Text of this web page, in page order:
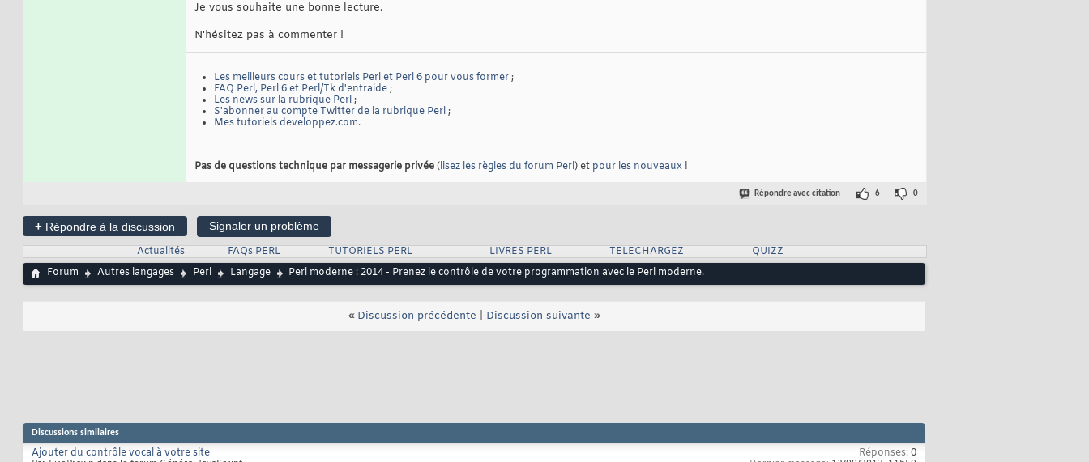
Je vous souhaite une bonne lecture.
N'hésitez pas à commenter !
Les meilleurs cours et tutoriels Perl et Perl 6 pour vous former;
FAQ Perl, Perl 6 et Perl/Tk d'entraide;
Les news sur la rubrique Perl;
S'abonner au compte Twitter de la rubrique Perl;
Mes tutoriels developpez.com.
Pas de questions technique par messagerie privée(lisez les règles du forum Perl) et pour les nouveaux !
Répondre avec citation 6 0
+ Répondre à la discussion
Signaler un problème
Actualités
FAQs PERL TUTORIELS PERL LIVRES PERL TELECHARGEZ
QUIZZ
Forum
Autres langages Perl Langage Perl moderne : 2014 - Prenez le contrôle de votre programmation avec le Perl moderne.
« Discussion précédente Discussion suivante »
Discussions similaires
Ajouter du contrôle vocal à votre site Réponses:0